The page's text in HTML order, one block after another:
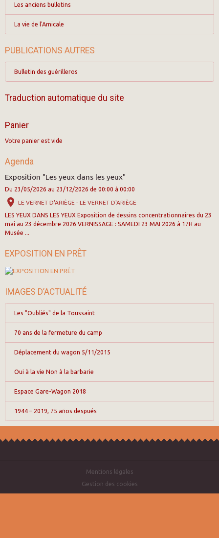
Les anciens bulletins
La vie de l'Amicale
PUBLICATIONS AUTRES
Bulletin des guérilleros
Traduction automatique du site
Panier
Votre panier est vide
Agenda
Exposition "Les yeux dans les yeux"
Du 23/05/2026 au 23/12/2026 de 00:00 à 00:00
LE VERNET D'ARIÈGE - LE VERNET D'ARIÈGE
LES YEUX DANS LES YEUX Exposition de dessins concentrationnaires du 23
mai au 23 décembre 2026 VERNISSAGE : SAMEDI 23 MAI 2026 à 17H au
Musée ...
EXPOSITION EN PRÊT
IMAGES D’ACTUALITÉ
Les "Oubliés" de la Toussaint
70 ans de la fermeture du camp
Déplacement du wagon 5/11/2015
Oui à la vie Non à la barbarie
Espace Gare-Wagon 2018
1944 – 2019, 75 años después
Mentions légales
Gestion des cookies